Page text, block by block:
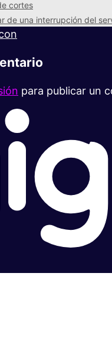
cortes
de una interrupción del
para publicar un